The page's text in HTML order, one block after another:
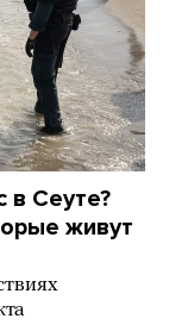
в Сеуте?
живут